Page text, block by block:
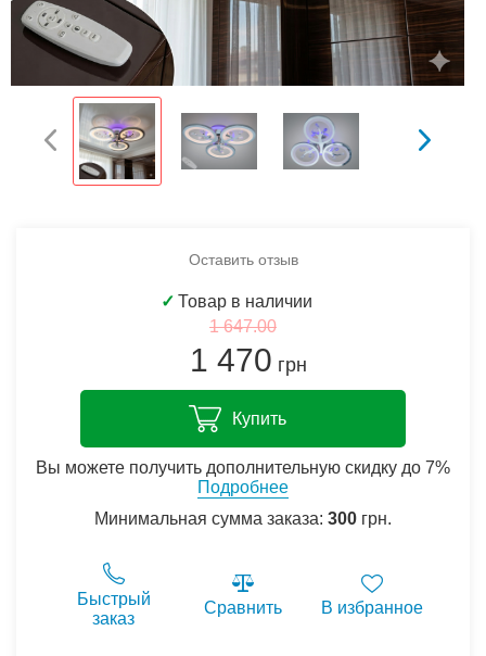
Оставить отзыв
✓ Товар в наличии
1 647.00
1 470 грн
Купить
Вы можете получить дополнительную скидку до 7%
Подробнее
Минимальная сумма заказа: 300 грн.
Быстрый
заказ
Сравнить В избранное